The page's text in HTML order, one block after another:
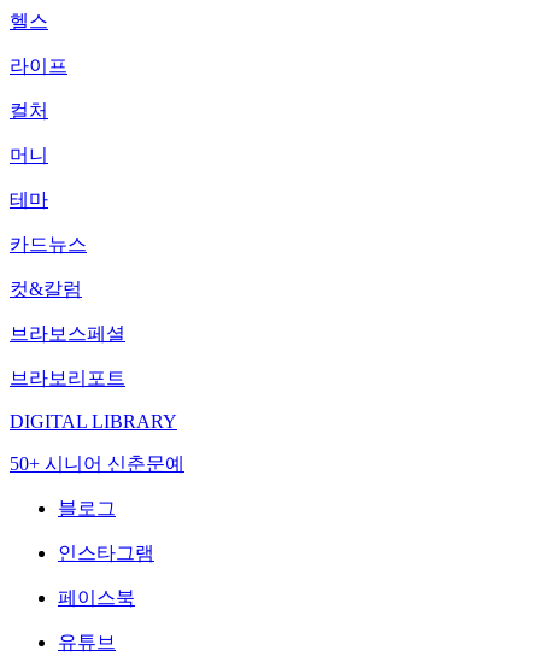
헬스
라이프
컬처
머니
테마
카드뉴스
컷&칼럼
브라보스페셜
브라보리포트
DIGITAL LIBRARY
50+ 시니어 신춘문예
블로그
인스타그램
페이스북
유튜브